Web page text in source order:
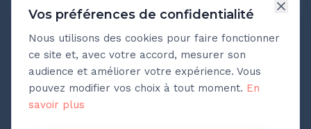
Newsletter Teasio
Recevez chaque mois nos meilleures pratiques
d'accompagnement.
Adresse e-mail
Vos préférences de confidentialité
Nous utilisons des cookies pour faire fonctionner
ce site et, avec votre accord, mesurer son
audience et améliorer votre expérience. Vous
pouvez modifier vos choix à tout moment. En
savoir plus